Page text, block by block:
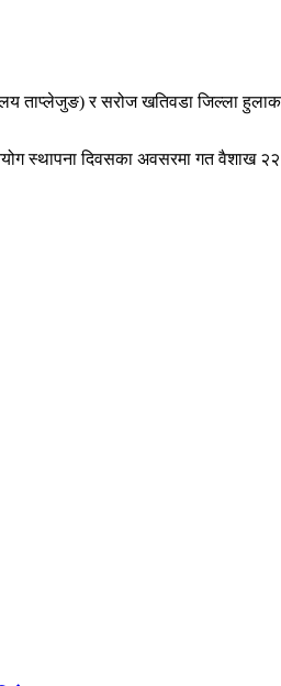
ताप्लेजुङ) र सरोज खतिवडा जिल्ला
स्थापना दिवसका अवसरमा गत वैशाख